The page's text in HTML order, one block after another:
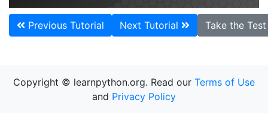
Previous Tutorial Next Tutorial Take the
Copyright © learnpython.org. Read our Terms of Use
and Privacy Policy